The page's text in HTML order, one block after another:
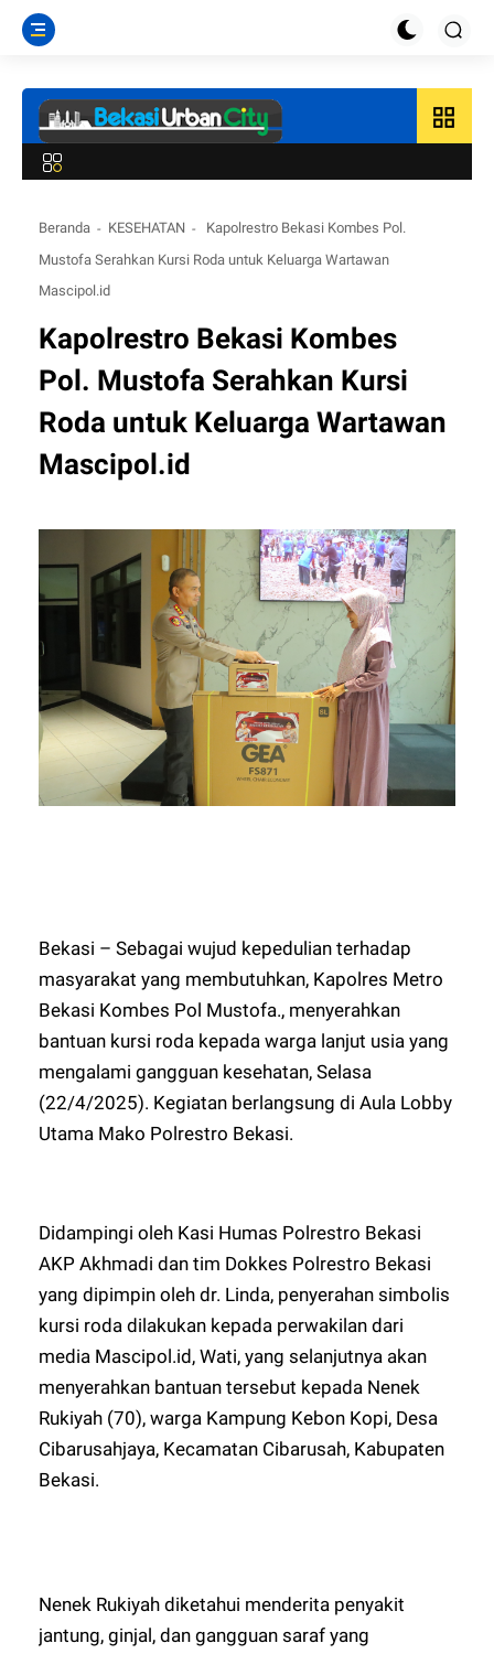
grid_view
Beranda KESEHATAN
Kapolrestro Bekasi Kombes Pol.
Mustofa Serahkan Kursi Roda untuk Keluarga Wartawan
Mascipol.id
Kapolrestro Bekasi Kombes
Pol. Mustofa Serahkan Kursi
Roda untuk Keluarga Wartawan
Mascipol.id
Bekasi – Sebagai wujud kepedulian terhadap
masyarakat yang membutuhkan, Kapolres Metro
Bekasi Kombes Pol Mustofa., menyerahkan
bantuan kursi roda kepada warga lanjut usia yang
mengalami gangguan kesehatan, Selasa
(22/4/2025). Kegiatan berlangsung di Aula Lobby
Utama Mako Polrestro Bekasi.
Didampingi oleh Kasi Humas Polrestro Bekasi
AKP Akhmadi dan tim Dokkes Polrestro Bekasi
yang dipimpin oleh dr. Linda, penyerahan simbolis
kursi roda dilakukan kepada perwakilan dari
media Mascipol.id, Wati, yang selanjutnya akan
menyerahkan bantuan tersebut kepada Nenek
Rukiyah (70), warga Kampung Kebon Kopi, Desa
Cibarusahjaya, Kecamatan Cibarusah, Kabupaten
Bekasi.
Nenek Rukiyah diketahui menderita penyakit
jantung, ginjal, dan gangguan saraf yang